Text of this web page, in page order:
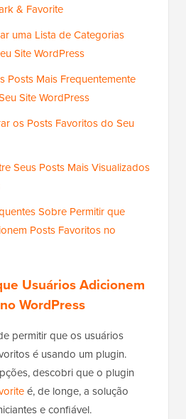
& Favorite
uma Lista de Categorias
Site WordPress
Posts Mais Frequentemente
Site WordPress
os Posts Favoritos do Seu
Seus Posts Mais Visualizados
Sobre Permitir que
Posts Favoritos no
Usuários Adicionem
WordPress
permitir que os usuários
é usando um plugin.
descobri que o plugin
é, de longe, a solução
e confiável.